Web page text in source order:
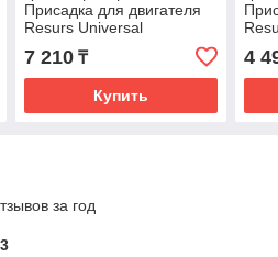
Присадка для двигателя
Resurs Universal
VMPAUTO 100гр. (20шт)
4301
7 210₸
Купить
4
за год